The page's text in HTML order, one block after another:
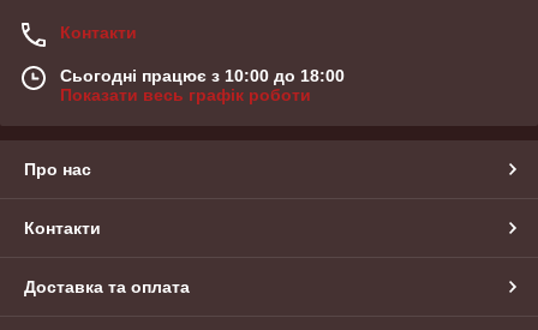
Контакти
Сьогодні працює з 10:00 до 18:00
Показати весь графік роботи
Про нас
Контакти
Доставка та оплата